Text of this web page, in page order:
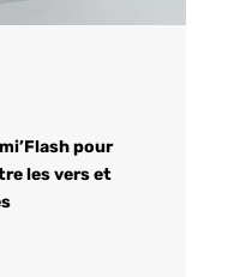
pour
les vers et